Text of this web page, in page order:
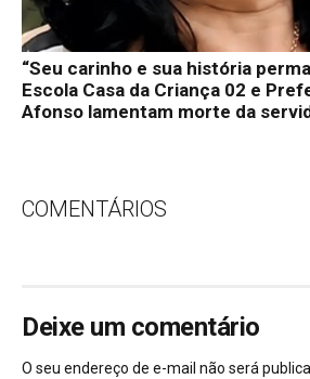
“Seu carinho e sua história
Escola Casa da Criança 02 e
Afonso lamentam morte da
COMENTÁRIOS
Deixe um comentário
O seu endereço de e-mail não será